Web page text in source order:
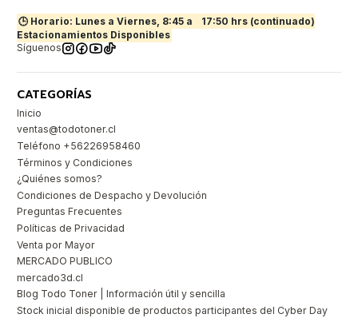
🕒 Horario: Lunes a Viernes, 8:45 a
17:50 hrs (continuado)
Estacionamientos Disponibles
Síguenos
CATEGORÍAS
Inicio
ventas@todotoner.cl
Teléfono +56226958460
Términos y Condiciones
¿Quiénes somos?
Condiciones de Despacho y Devolución
Preguntas Frecuentes
Políticas de Privacidad
Venta por Mayor
MERCADO PUBLICO
mercado3d.cl
Blog Todo Toner | Información útil y sencilla
Stock inicial disponible de productos participantes del Cyber Day